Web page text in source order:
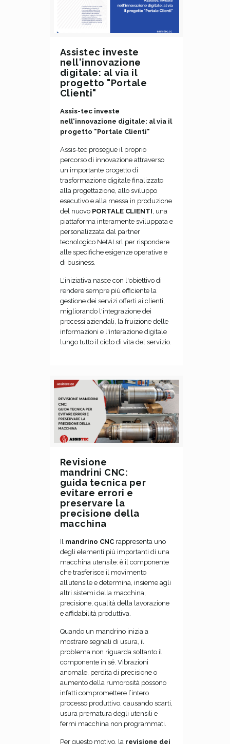
Assistec investe
nell'innovazione
digitale: al via il
progetto "Portale
Clienti"
Assis-tec investe
nell'innovazione digitale: al via il
progetto "Portale Clienti"
Assis-tec prosegue il proprio
percorso di innovazione attraverso
un importante progetto di
trasformazione digitale finalizzato
alla progettazione, allo sviluppo
esecutivo e alla messa in produzione
del nuovo PORTALE CLIENTI, una
piattaforma interamente sviluppata e
personalizzata dal partner
tecnologico NetAI srl per rispondere
alle specifiche esigenze operative e
di business.
L'iniziativa nasce con l'obiettivo di
rendere sempre più efficiente la
gestione dei servizi offerti ai clienti,
migliorando l'integrazione dei
processi aziendali, la fruizione delle
informazioni e l'interazione digitale
lungo tutto il ciclo di vita del servizio.
Revisione
mandrini CNC:
guida tecnica per
evitare errori e
preservare la
precisione della
macchina
Il mandrino CNCrappresenta uno
degli elementi più importanti di una
macchina utensile: è il componente
che trasferisce il movimento
all’utensile e determina, insieme agli
altri sistemi della macchina,
precisione, qualità della lavorazione
e affidabilità produttiva.
Quando un mandrino inizia a
mostrare segnali di usura, il
problema non riguarda soltanto il
componente in sé. Vibrazioni
anomale, perdita di precisione o
aumento della rumorosità possono
infatti compromettere l’intero
processo produttivo, causando scarti,
usura prematura degli utensili e
fermi macchina non programmati.
Per questo motivo, la revisione dei